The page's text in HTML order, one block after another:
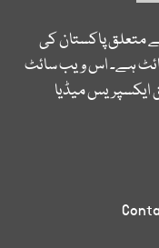
متعلق پاکستان کی
ہے۔ اس ویب سائٹ
ایکسپریس میڈیا